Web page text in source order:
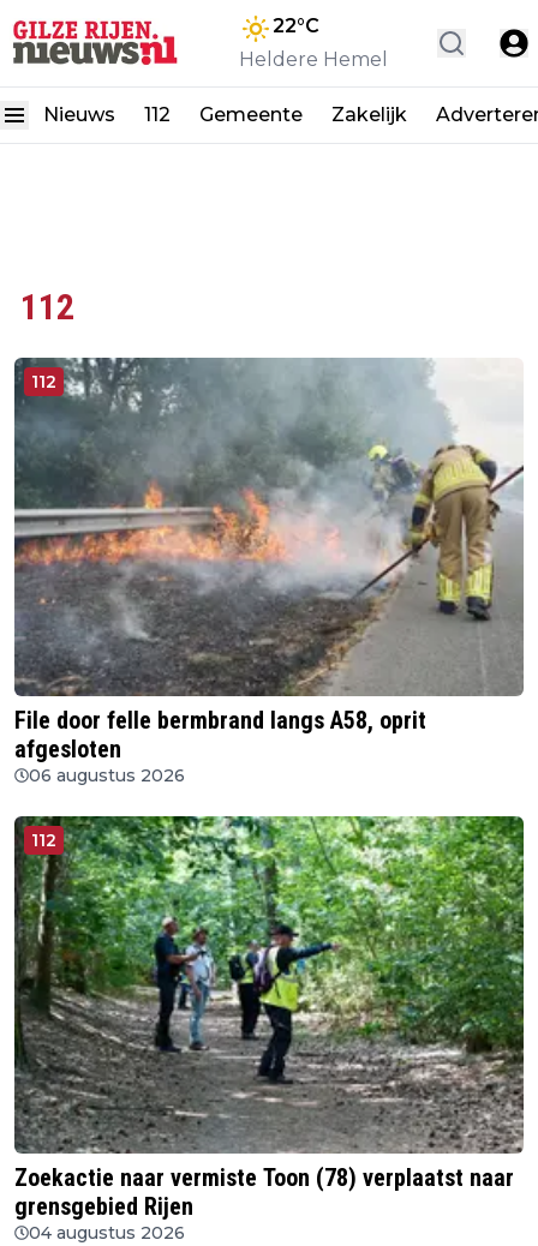
22°C
Heldere Hemel
Nieuws 112 Gemeente Zakelijk
112
112
File door felle bermbrand langs A58, oprit
afgesloten
06 augustus 2026
112
Zoekactie naar vermiste Toon (78) verplaatst naar
grensgebied Rijen
04 augustus 2026